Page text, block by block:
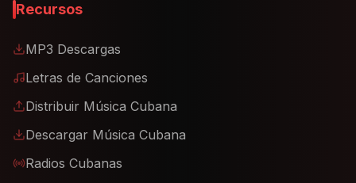
Recursos
MP3 Descargas
Letras de Canciones
Distribuir Música Cubana
Descargar Música Cubana
Radios Cubanas